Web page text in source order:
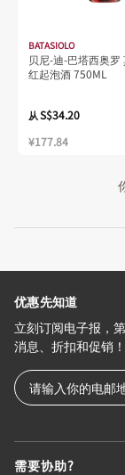
BATASIOLO
贝尼-迪-巴塔西奥罗
红起泡酒 750ML
从S$34.20
¥177.84
需要协助?
优惠先知道
立刻订阅电子报，
消息、折扣和促销！